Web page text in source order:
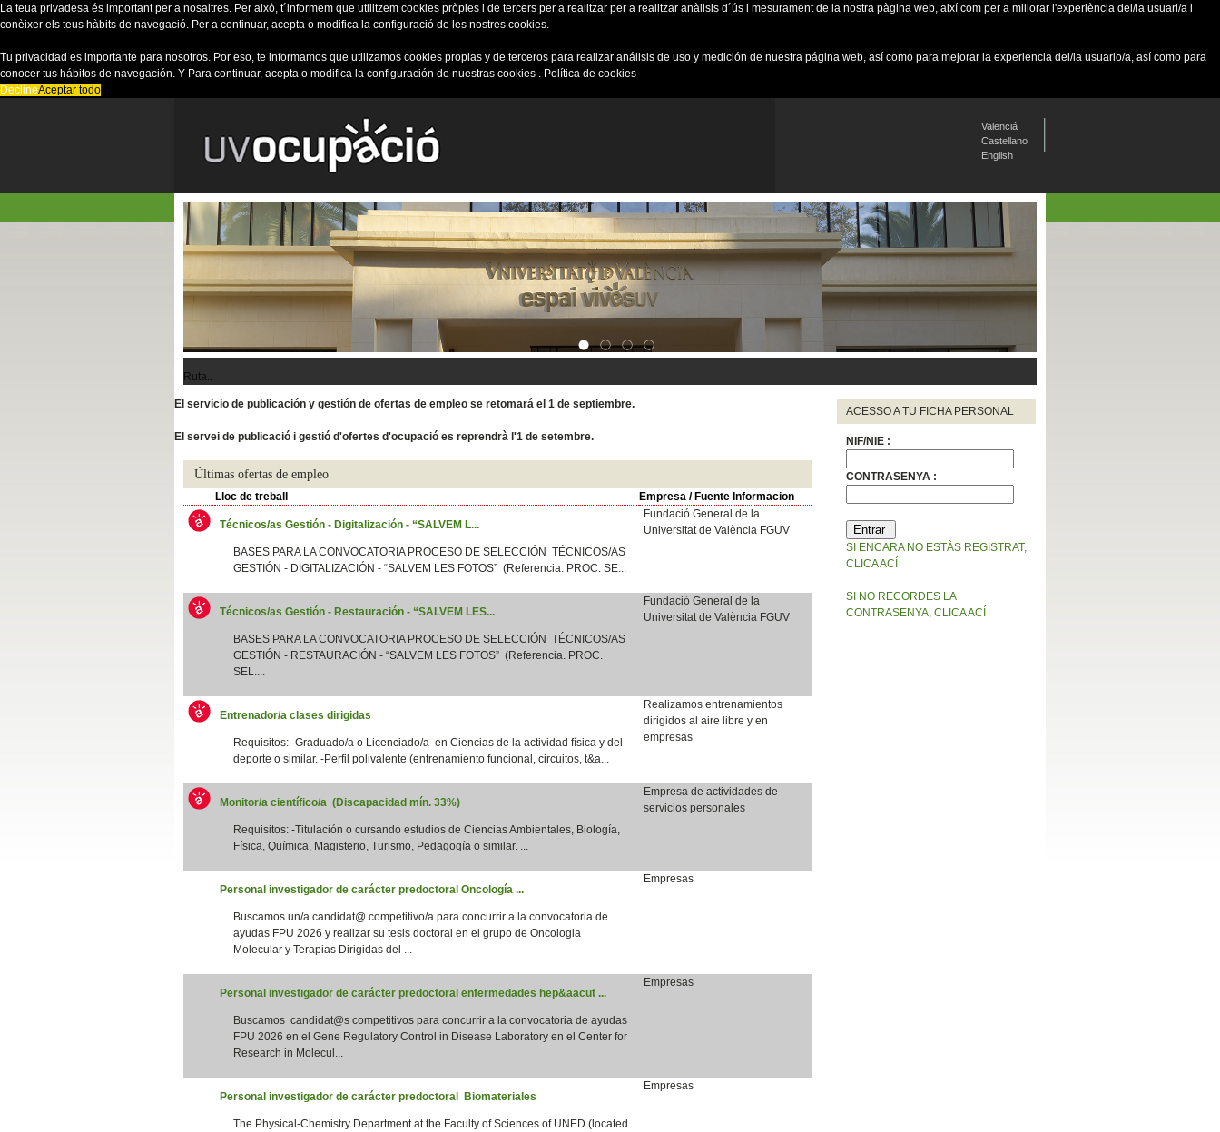
La teua privadesa és important per a nosaltres. Per això, t´informem que utilitzem cookies pròpies i de tercers per a realitzar per a realitzar anàlisis d´ús i mesurament de la nostra pàgina web, així com per a millorar l'experiència del/la usuari/a i
conèixer els teus hàbits de navegació. Per a continuar, acepta o modifica la configuració de les nostres cookies.
Tu privacidad es importante para nosotros. Por eso, te informamos que utilizamos cookies propias y de terceros para realizar análisis de uso y medición de nuestra página web, así como para mejorar la experiencia del/la usuario/a, así como para
conocer tus hábitos de navegación. Y Para continuar, acepta o modifica la configuración de nuestras cookies . Política de cookies
DeclineAceptar todo
Valenciá
Castellano
English
Ruta..
ACESSO A TU FICHA PERSONAL
NIF/NIE :
CONTRASENYA :
SI ENCARA NO ESTÀS REGISTRAT,
CLICA ACÍ
SI NO RECORDES LA
CONTRASENYA, CLICA ACÍ
El servicio de publicación y gestión de ofertas de empleo se retomará el 1 de septiembre.
El servei de publicació i gestió d'ofertes d'ocupació es reprendrà l'1 de setembre.
Últimas ofertas de empleo
Lloc de treball Empresa / Fuente Informacion
Técnicos/as Gestión - Digitalización - “SALVEM L...
BASES PARA LA CONVOCATORIA PROCESO DE SELECCIÓN TÉCNICOS/AS
GESTIÓN - DIGITALIZACIÓN - “SALVEM LES FOTOS” (Referencia. PROC. SE...
Fundació General de la
Universitat de València FGUV
Técnicos/as Gestión - Restauración - “SALVEM LES...
BASES PARA LA CONVOCATORIA PROCESO DE SELECCIÓN TÉCNICOS/AS
GESTIÓN - RESTAURACIÓN - “SALVEM LES FOTOS” (Referencia. PROC.
SEL....
Fundació General de la
Universitat de València FGUV
Entrenador/a clases dirigidas
Requisitos: -Graduado/a o Licenciado/a en Ciencias de la actividad física y del
deporte o similar. -Perfil polivalente (entrenamiento funcional, circuitos, t&a...
Realizamos entrenamientos
dirigidos al aire libre y en
empresas
Monitor/a científico/a (Discapacidad mín. 33%)
Requisitos: -Titulación o cursando estudios de Ciencias Ambientales, Biología,
Física, Química, Magisterio, Turismo, Pedagogía o similar. ...
Empresa de actividades de
servicios personales
Personal investigador de carácter predoctoral Oncología ...
Buscamos un/a candidat@ competitivo/a para concurrir a la convocatoria de
ayudas FPU 2026 y realizar su tesis doctoral en el grupo de Oncologia
Molecular y Terapias Dirigidas del ...
Empresas
Personal investigador de carácter predoctoral enfermedades hep&aacut ...
Buscamos candidat@s competitivos para concurrir a la convocatoria de ayudas
FPU 2026 en el Gene Regulatory Control in Disease Laboratory en el Center for
Research in Molecul...
Empresas
Personal investigador de carácter predoctoral Biomateriales
The Physical-Chemistry Department at the Faculty of Sciences of UNED (located
Empresas